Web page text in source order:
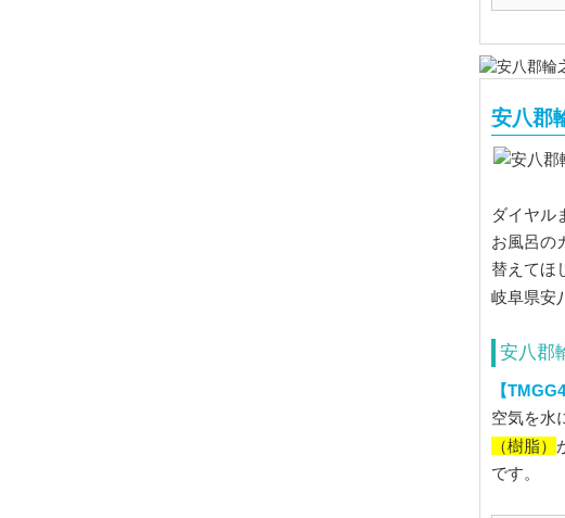
安八郡
ダイヤル
お風呂の
替えてほ
岐阜県安
安八郡
【
空気を水
（樹脂）
です。